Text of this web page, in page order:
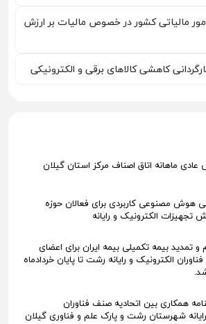
مالیاتی کشور در خصوص مالیات بر ارزش
کاهشی کالاهای برقی و الکترونیکی
عادی ماهانه اتاق اصناف مرکز استان گیلان
هوش مصنوعی کاربردی برای فعالان حوزه
تجهیزات الکترونیک و رایانه
تمدید بیمه تکمیلی بیمه ایران برای اعضای
الکترونیک و رایانه رشت تا پایان خردادماه
همکاری بین اتحادیه صنف فناوران
شهرستان رشت و پارک علم و فناوری گیلان